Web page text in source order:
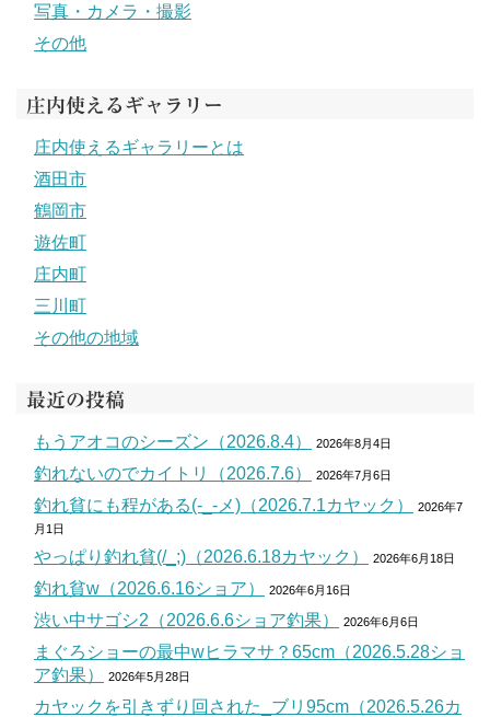
写真・カメラ・撮影
その他
庄内使えるギャラリー
庄内使えるギャラリーとは
酒田市
鶴岡市
遊佐町
庄内町
三川町
その他の地域
最近の投稿
もうアオコのシーズン（2026.8.4） 2026年8月4日
釣れないのでカイトリ（2026.7.6） 2026年7月6日
釣れ貧にも程がある(-_-メ)（2026.7.1カヤック）
2026年7
月1日
やっぱり釣れ貧(/_;)（2026.6.18カヤック） 2026年6月18日
釣れ貧w（2026.6.16ショア） 2026年6月16日
渋い中サゴシ2（2026.6.6ショア釣果） 2026年6月6日
まぐろショーの最中wヒラマサ？65cm（2026.5.28ショ
ア釣果）
2026年5月28日
カヤックを引きずり回された_ブリ95cm（2026.5.26カ